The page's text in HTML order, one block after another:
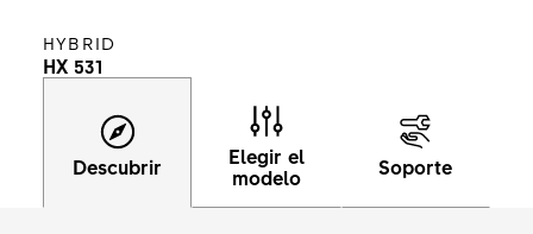
HYBRID
HX 531
Descubrir
Elegir el
modelo
Soporte